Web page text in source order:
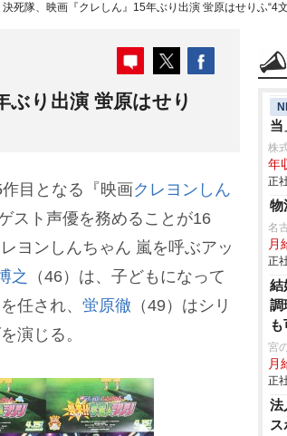
死隊、映画『クレしん』15年ぶり出演 蛍原はせりふ“4
ぶり出演 蛍原はせり
目となる『映画クレヨンしん
スト声優を務めることが16
ヨンしんちゃん 嵐を呼ぶアッ
之
（46）は、子どもになって
任され、 蛍原徹 （49）はシリ
演じる。
当
株
年
正
物
名
月
正
結
調
宮
月
正
法